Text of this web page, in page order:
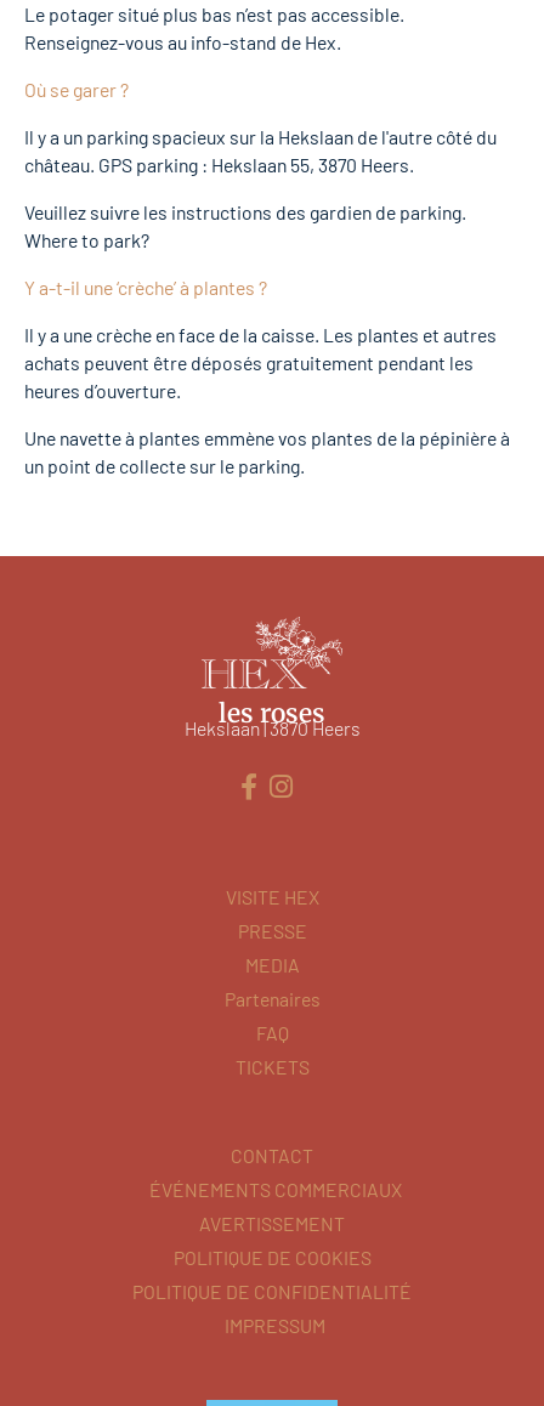
Le potager situé plus bas n’est pas accessible.
Renseignez-vous au info-stand de Hex.
Où se garer ?
Il y a un parking spacieux sur la Hekslaan de l'autre côté du
château. GPS parking : Hekslaan 55, 3870 Heers.
Veuillez suivre les instructions des gardien de parking.
Where to park?
Y a-t-il une ‘crèche’ à plantes ?
Il y a une crèche en face de la caisse. Les plantes et autres
achats peuvent être déposés gratuitement pendant les
heures d’ouverture.
Une navette à plantes emmène vos plantes de la pépinière à
un point de collecte sur le parking.
les roses
Hekslaan | 3870 Heers
VISITE HEX
PRESSE
MEDIA
Partenaires
FAQ
TICKETS
CONTACT
ÉVÉNEMENTS COMMERCIAUX
AVERTISSEMENT
POLITIQUE DE COOKIES
POLITIQUE DE CONFIDENTIALITÉ
IMPRESSUM